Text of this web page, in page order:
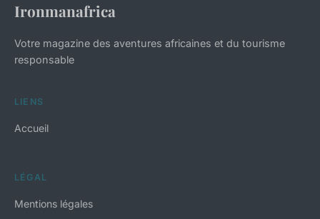
Ironmanafrica
Votre magazine des aventures africaines et du tourisme
responsable
LIENS
Accueil
LÉGAL
Mentions légales